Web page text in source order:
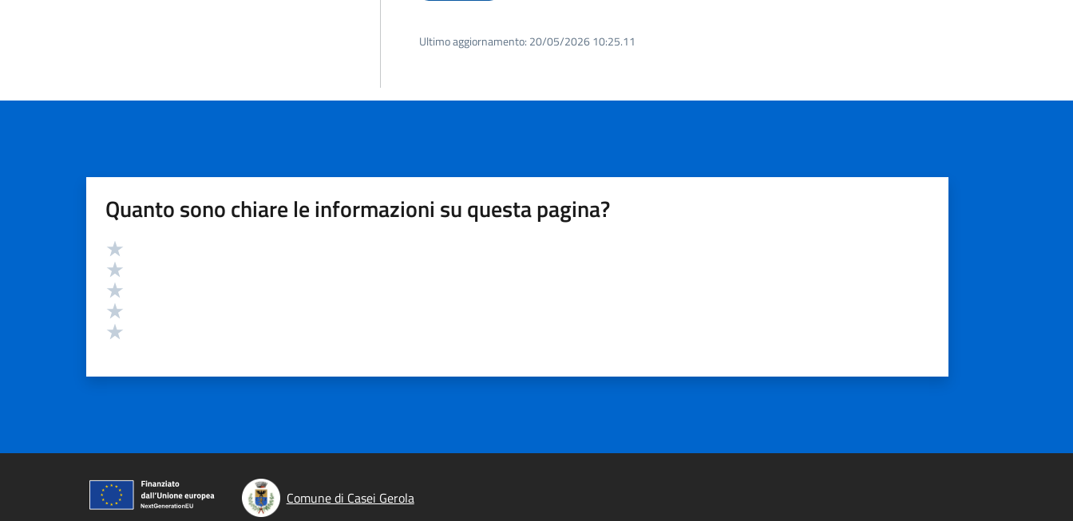
Ultimo aggiornamento: 20/05/2026 10:25.11
Quanto sono chiare le informazioni su questa pagina?
Valutazione
Comune di Casei Gerola